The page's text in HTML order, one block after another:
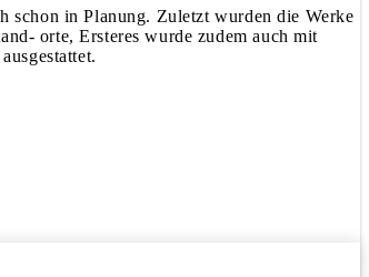
schon in Planung. Zuletzt wurden die Werke
orte, Ersteres wurde zudem auch mit